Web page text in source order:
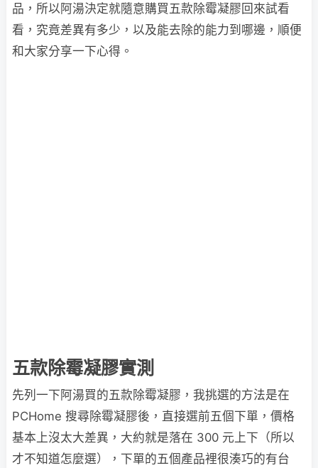
品，所以阿湯決定就隨意購買五款除霉凝膠回來試看
看，究竟差異有多少，以及能去除的能力到哪邊，順便
和大家分享一下心得。
五款除霉凝膠實測
先列一下阿湯買的五款除霉凝膠，我挑選的方法是在
PCHome 搜尋除霉凝膠後，直接選前五個下單，價格
基本上沒太大差異，大約就是落在 300 元上下（所以
才不知道怎麼選），下單的五個產品裡很湊巧的有台